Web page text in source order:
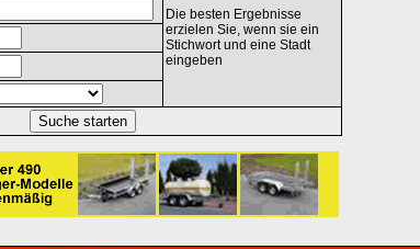
Die besten Ergebnisse
erzielen Sie, wenn sie ein
Stichwort und eine Stadt
eingeben